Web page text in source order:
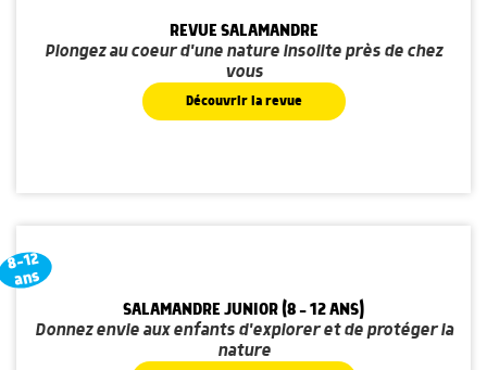
REVUE SALAMANDRE
Plongez au coeur d'une nature insolite près de chez
vous
Découvrir la revue
8-12
ans
SALAMANDRE JUNIOR (8 - 12 ANS)
Donnez envie aux enfants d'explorer et de protéger la
nature